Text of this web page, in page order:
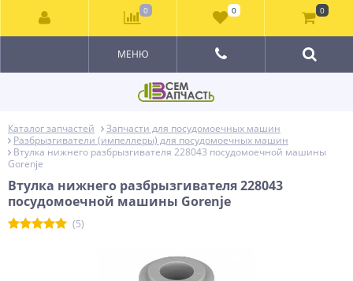
МЕНЮ
Каталог запчастей
Запчасти для посудомоечных машин
Разбрызгиватели (импеллеры) для посудомоечных машин
Втулка нижнего разбрызгивателя 228043 посудомоечной машины
Gorenje
Втулка нижнего разбрызгивателя 228043
посудомоечной машины Gorenje
(5)
0 0 0